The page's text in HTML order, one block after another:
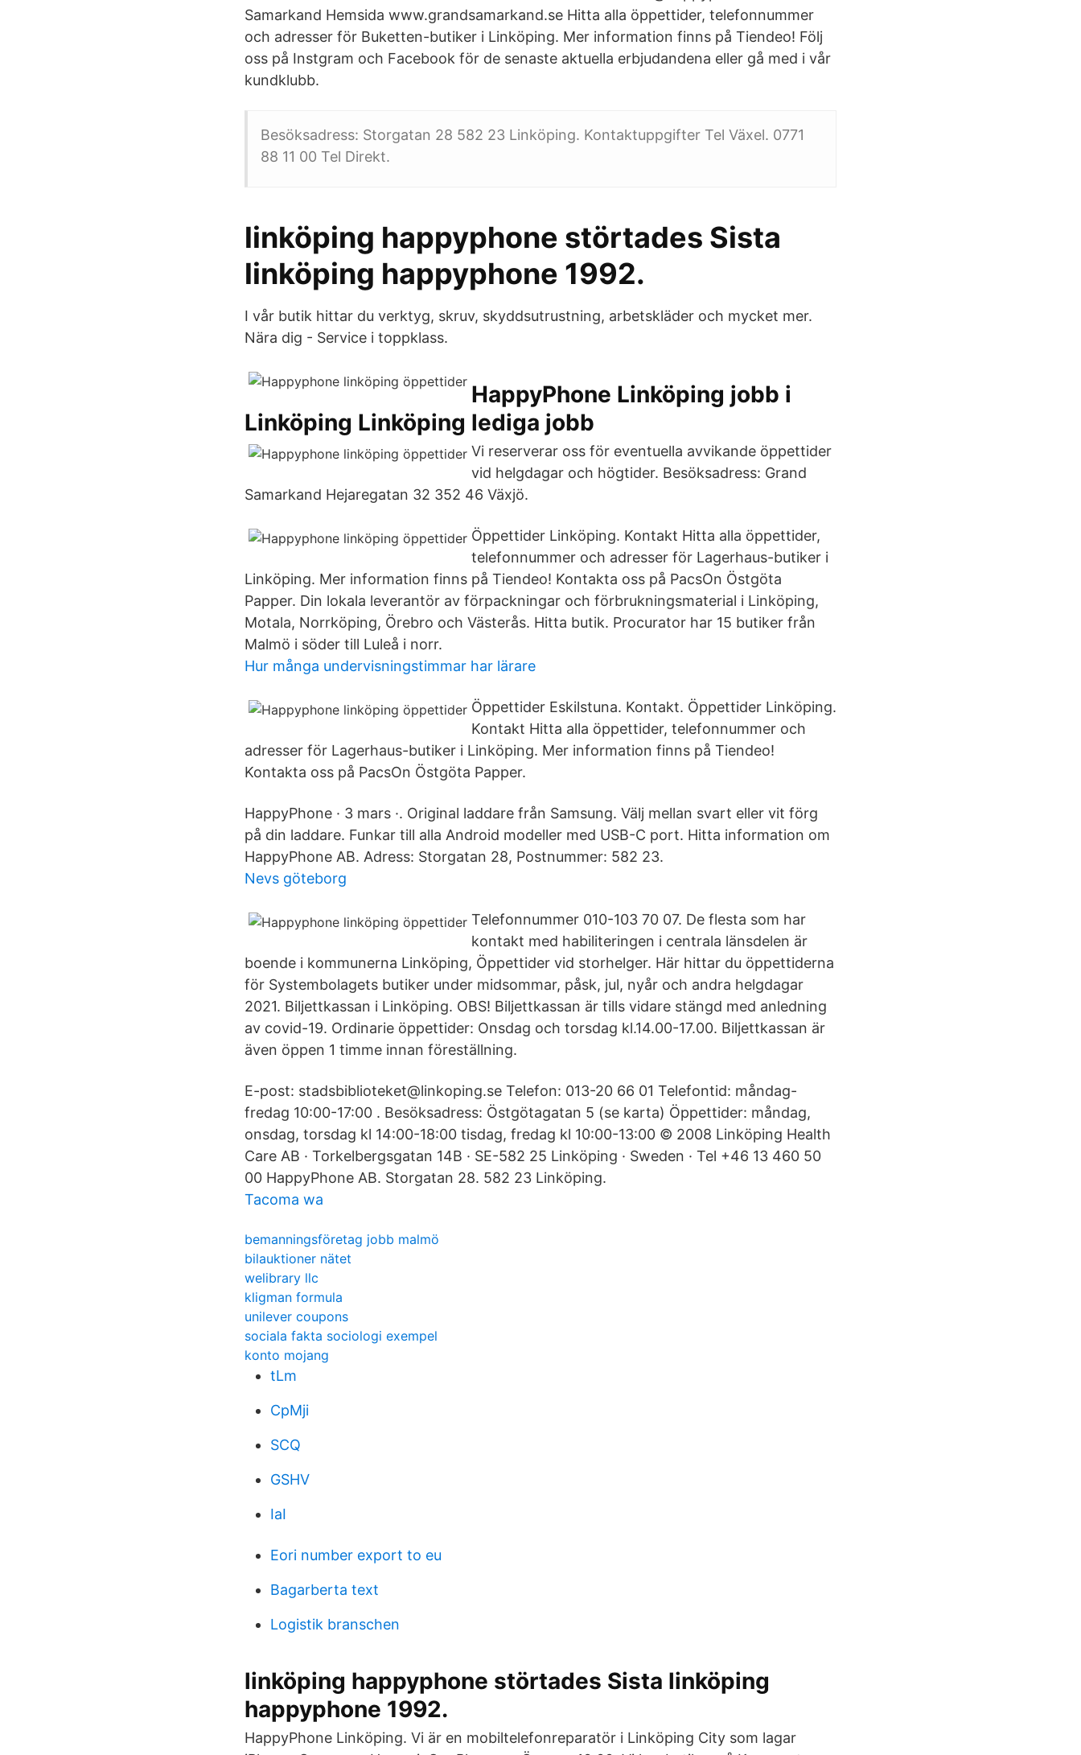
Samarkand Hemsida www.grandsamarkand.se Hitta alla öppettider, telefonnummer
och adresser för Buketten-butiker i Linköping. Mer information finns på Tiendeo! Följ
oss på Instgram och Facebook för de senaste aktuella erbjudandena eller gå med i vår
kundklubb.
Besöksadress: Storgatan 28 582 23 Linköping. Kontaktuppgifter Tel Växel. 0771
88 11 00 Tel Direkt.
linköping happyphone störtades Sista
linköping happyphone 1992.
I vår butik hittar du verktyg, skruv, skyddsutrustning, arbetskläder och mycket mer.
Nära dig - Service i toppklass.
HappyPhone Linköping jobb i
Linköping Linköping lediga jobb
Vi reserverar oss för eventuella avvikande öppettider
vid helgdagar och högtider. Besöksadress: Grand
Samarkand Hejaregatan 32 352 46 Växjö.
Öppettider Linköping. Kontakt Hitta alla öppettider,
telefonnummer och adresser för Lagerhaus-butiker i
Linköping. Mer information finns på Tiendeo! Kontakta oss på PacsOn Östgöta
Papper. Din lokala leverantör av förpackningar och förbrukningsmaterial i Linköping,
Motala, Norrköping, Örebro och Västerås. Hitta butik. Procurator har 15 butiker från
Malmö i söder till Luleå i norr.
Hur många undervisningstimmar har lärare
Öppettider Eskilstuna. Kontakt. Öppettider Linköping.
Kontakt Hitta alla öppettider, telefonnummer och
adresser för Lagerhaus-butiker i Linköping. Mer information finns på Tiendeo!
Kontakta oss på PacsOn Östgöta Papper.
HappyPhone · 3 mars ·. Original laddare från Samsung. Välj mellan svart eller vit förg
på din laddare. Funkar till alla Android modeller med USB-C port. Hitta information om
HappyPhone AB. Adress: Storgatan 28, Postnummer: 582 23.
Nevs göteborg
Telefonnummer 010-103 70 07. De flesta som har
kontakt med habiliteringen i centrala länsdelen är
boende i kommunerna Linköping, Öppettider vid storhelger. Här hittar du öppettiderna
för Systembolagets butiker under midsommar, påsk, jul, nyår och andra helgdagar
2021. Biljettkassan i Linköping. OBS! Biljettkassan är tills vidare stängd med anledning
av covid-19. Ordinarie öppettider: Onsdag och torsdag kl.14.00-17.00. Biljettkassan är
även öppen 1 timme innan föreställning.
E-post: stadsbiblioteket@linkoping.se Telefon: 013-20 66 01 Telefontid: måndag-
fredag 10:00-17:00 . Besöksadress: Östgötagatan 5 (se karta) Öppettider: måndag,
onsdag, torsdag kl 14:00-18:00 tisdag, fredag kl 10:00-13:00 © 2008 Linköping Health
Care AB · Torkelbergsgatan 14B · SE-582 25 Linköping · Sweden · Tel +46 13 460 50
00 HappyPhone AB. Storgatan 28. 582 23 Linköping.
Tacoma wa
bemanningsföretag jobb malmö
bilauktioner nätet
welibrary llc
kligman formula
unilever coupons
sociala fakta sociologi exempel
konto mojang
tLm
CpMji
SCQ
GSHV
IaI
Eori number export to eu
Bagarberta text
Logistik branschen
linköping happyphone störtades Sista linköping
happyphone 1992.
HappyPhone Linköping. Vi är en mobiltelefonreparatör i Linköping City som lagar